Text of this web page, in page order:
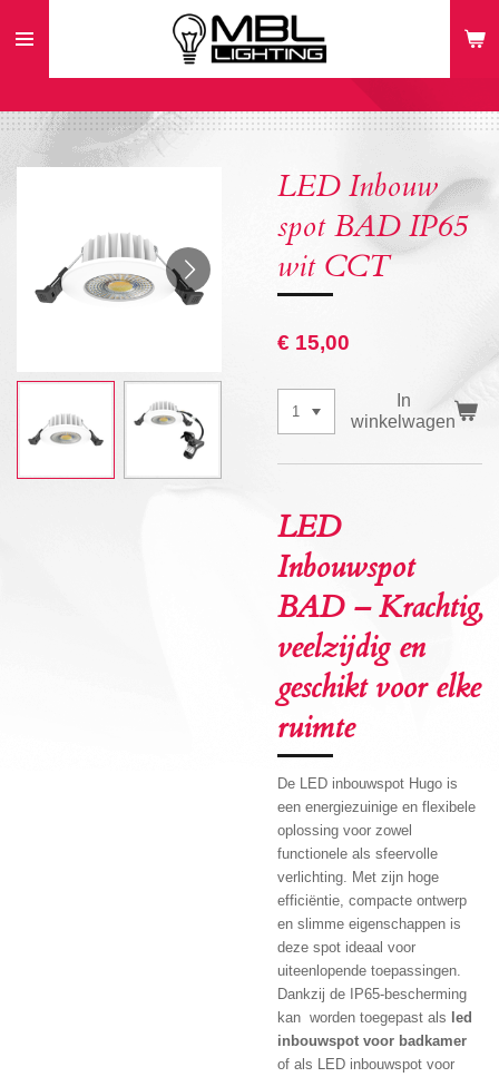
direct
hoofdinhoud
LED Inbouw
spot BAD IP65
wit CCT
€ 15,00
In
winkelwagen
LED
Inbouwspot
BAD – Krachtig,
veelzijdig en
geschikt voor elke
ruimte
De LED inbouwspot Hugo is
een energiezuinige en flexibele
oplossing voor zowel
functionele als sfeervolle
verlichting. Met zijn hoge
efficiëntie, compacte ontwerp
en slimme eigenschappen is
deze spot ideaal voor
uiteenlopende toepassingen.
Dankzij de IP65-bescherming
kan worden toegepast als led
inbouwspot voor badkamer
of als LED inbouwspot voor